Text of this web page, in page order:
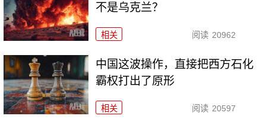
不是乌克兰？
相关 阅读 20962
中国这波操作，直接把西方石化
霸权打出了原形
相关 阅读 20597